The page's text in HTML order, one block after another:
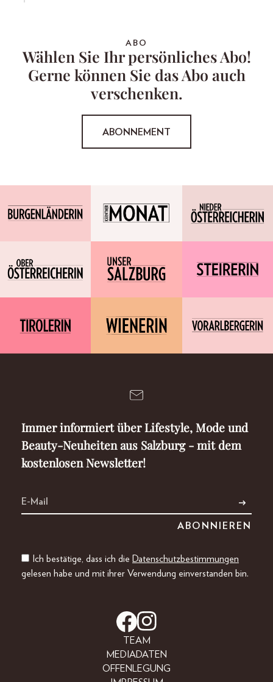
ABO
Wählen Sie Ihr persönliches Abo!
Gerne können Sie das Abo auch
verschenken.
ABONNEMENT
Immer informiert über Lifestyle, Mode und
Beauty-Neuheiten aus Salzburg - mit dem
kostenlosen Newsletter!
Ich bestätige, dass ich die Datenschutzbestimmungen
gelesen habe und mit ihrer Verwendung einverstanden bin.
TEAM
MEDIADATEN
OFFENLEGUNG